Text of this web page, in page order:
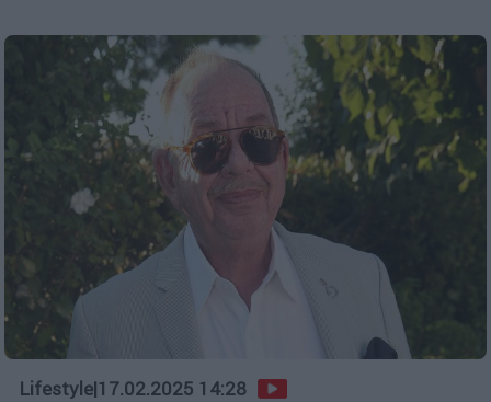
Lifestyle|17.02.2025 14:28